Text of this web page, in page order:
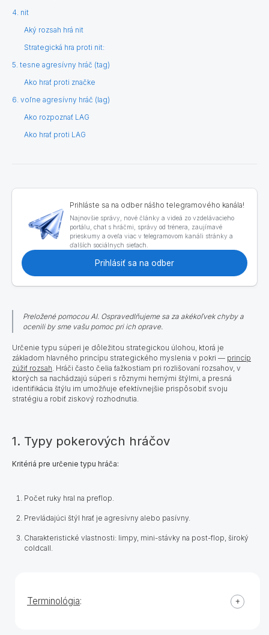
4. nit
Aký rozsah hrá nit
Strategická hra proti nit:
5. tesne agresívny hráč (tag)
Ako hrať proti značke
6. voľne agresívny hráč (lag)
Ako rozpoznať LAG
Ako hrať proti LAG
Prihláste sa na odber nášho telegramového kanála!
Najnovšie správy, nové články a videá zo vzdelávacieho
portálu, chat s hráčmi, správy od trénera, zaujímavé
prieskumy a oveľa viac v telegramovom kanáli stránky a
ďalších sociálnych sieťach.
Prihlásiť sa na odber
Preložené pomocou AI. Ospravedlňujeme sa za akékoľvek chyby a
ocenili by sme vašu pomoc pri ich oprave.
Určenie typu súperi je dôležitou strategickou úlohou, ktorá je
základom hlavného princípu strategického myslenia v pokri — princíp
zúžiť rozsah . Hráči často čelia ťažkostiam pri rozlišovaní rozsahov, v
ktorých sa nachádzajú súperi s rôznymi hernými štýlmi, a presná
identifikácia štýlu im umožňuje efektívnejšie prispôsobiť svoju
stratégiu a robiť ziskový rozhodnutia.
1. Typy pokerových hráčov
Kritériá pre určenie typu hráča:
Počet ruky hral na preflop.
Prevládajúci štýl hrať je agresívny alebo pasívny.
Charakteristické vlastnosti: limpy, mini-stávky na post-flop, široký
coldcall.
Terminológia: